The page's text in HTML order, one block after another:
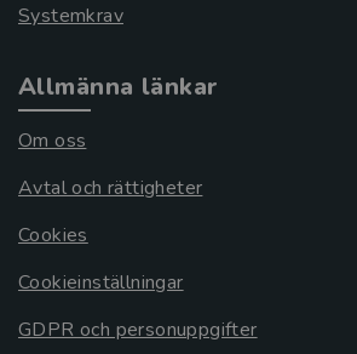
Systemkrav
Allmänna länkar
Om oss
Avtal och rättigheter
Cookies
Cookieinställningar
GDPR och personuppgifter